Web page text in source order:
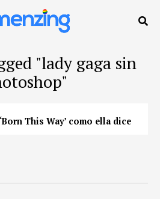
"lady gaga sin
This Way’ como ella dice